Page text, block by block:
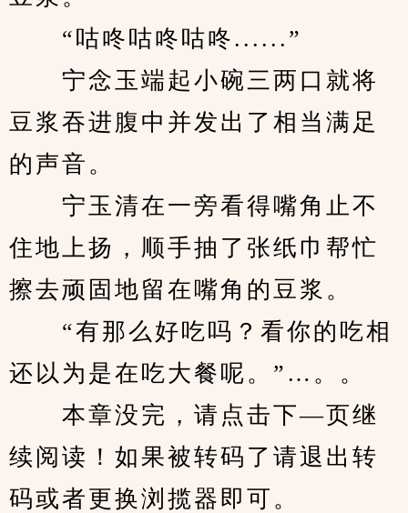
“咕咚咕咚咕咚......”
宁念玉端起小碗三两口就将
豆浆吞进腹中并发出了相当满足
的声音。
宁玉清在一旁看得嘴角止不
住地上扬，顺手抽了张纸巾帮忙
擦去顽固地留在嘴角的豆浆。
“有那么好吃吗？看你的吃相
还以为是在吃大餐呢。”…。。
本章没完，请点击下—页继
续阅读！如果被转码了请退出转
码或者更换浏揽器即可。